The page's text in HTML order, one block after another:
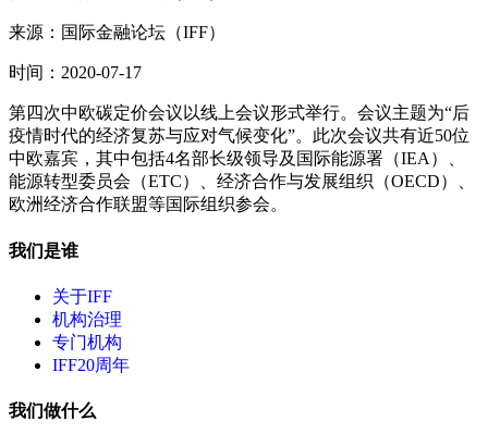
来源：国际金融论坛（IFF）
时间：2020-07-17
第四次中欧碳定价会议以线上会议形式举行。会议主题为“后
疫情时代的经济复苏与应对气候变化”。此次会议共有近50位
中欧嘉宾，其中包括4名部长级领导及国际能源署（IEA）、
能源转型委员会（ETC）、经济合作与发展组织（OECD）、
欧洲经济合作联盟等国际组织参会。
我们是谁
关于IFF
机构治理
专门机构
IFF20周年
我们做什么